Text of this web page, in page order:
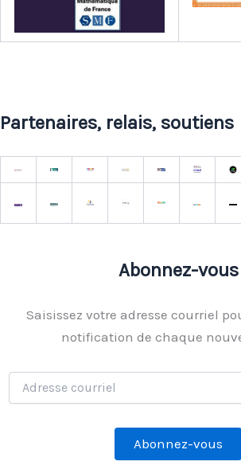
Partenaires, relais, soutiens
Abonnez-vous
Saisissez votre adresse courriel
notification de chaque
Adresse
courriel
Abonnez-vous